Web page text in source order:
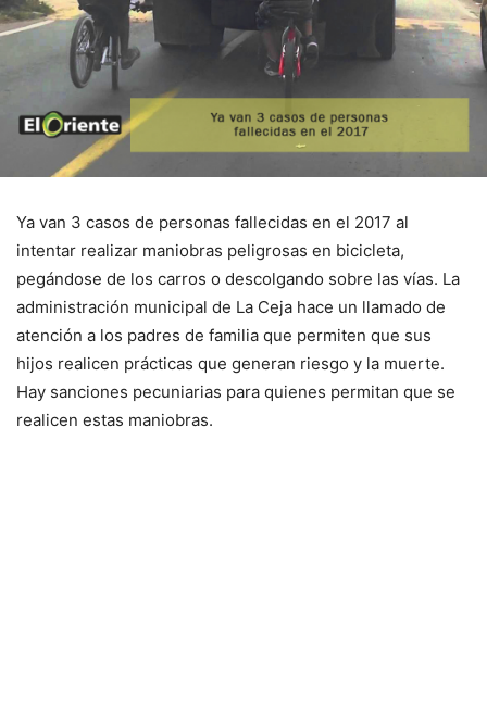
Ya van 3 casos de personas fallecidas en el 2017 al
intentar realizar maniobras peligrosas en bicicleta,
pegándose de los carros o descolgando sobre las vías. La
administración municipal de La Ceja hace un llamado de
atención a los padres de familia que permiten que sus
hijos realicen prácticas que generan riesgo y la muerte.
Hay sanciones pecuniarias para quienes permitan que se
realicen estas maniobras.